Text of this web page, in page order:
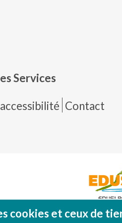
Services
páginaContact
Fondo Europeo de
cookies et ceux de